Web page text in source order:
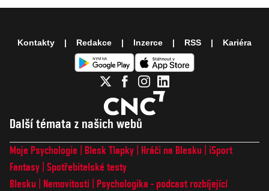
Další témata z našich webů
Moje Psychologie Blesk Tlapky Hráči na Blesku
iSport
Fantasy Spotřebitelské testy
Blesku
Nemovitosti
Psychologika - podcast rozbíjející
Kontakty Redakce Inzerce RSS Kariéra